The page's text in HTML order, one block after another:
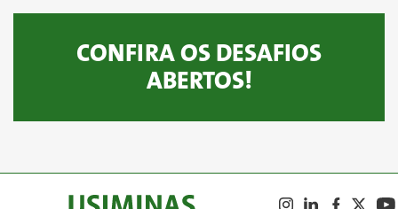
CONFIRA OS DESAFIOS
ABERTOS!